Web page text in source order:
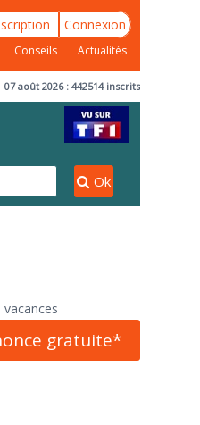
Connexion
Conseils Actualités
07 août 2026 : 442514 inscrits
Ok
gratuite*